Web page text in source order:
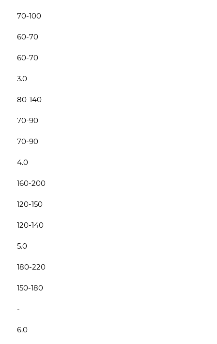
70-100
60-70
60-70
3.0
80-140
70-90
70-90
4.0
160-200
120-150
120-140
5.0
180-220
150-180
-
6.0